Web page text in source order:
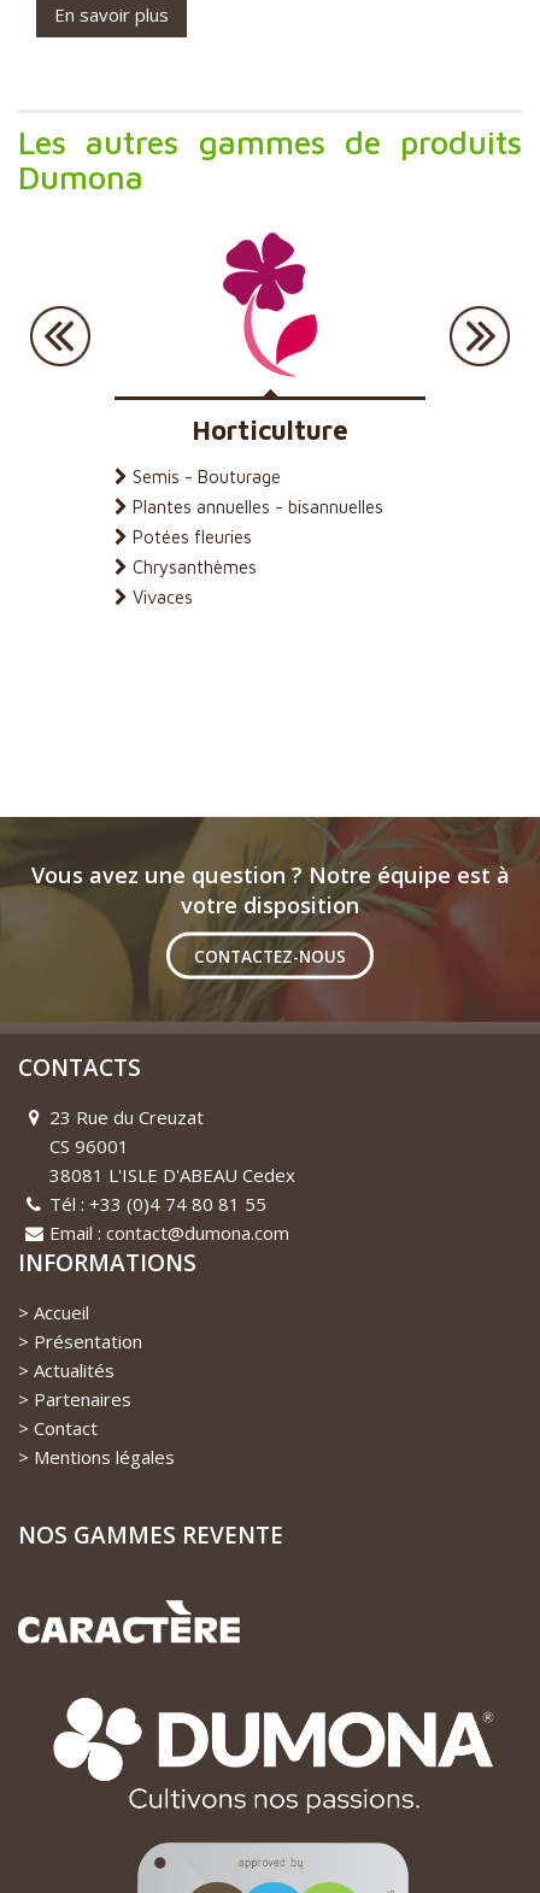
En savoir plus
Les autres gammes de produits
Dumona
Horticulture
Semis - Bouturage
Plantes annuelles - bisannuelles
Potées fleuries
Chrysanthèmes
Vivaces
Vous avez une question ? Notre équipe est à
votre disposition
CONTACTEZ-NOUS
CONTACTS
23 Rue du Creuzat
CS 96001
38081 L'ISLE D'ABEAU Cedex
Tél : +33 (0)4 74 80 81 55
Email : contact@dumona.com
INFORMATIONS
Accueil
Présentation
Actualités
Partenaires
Contact
Mentions légales
NOS GAMMES REVENTE